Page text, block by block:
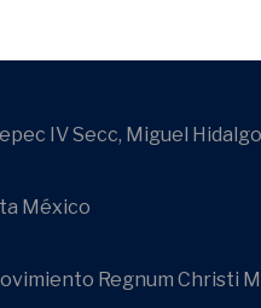
IV Secc, Miguel
México
Regnum Christi